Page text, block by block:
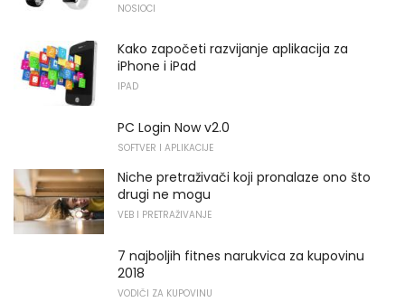
NOSIOCI
Kako započeti razvijanje aplikacija za
iPhone i iPad
IPAD
PC Login Now v2.0
SOFTVER I APLIKACIJE
Niche pretraživači koji pronalaze ono što
drugi ne mogu
VEB I PRETRAŽIVANJE
7 najboljih fitnes narukvica za kupovinu
2018
VODIČI ZA KUPOVINU